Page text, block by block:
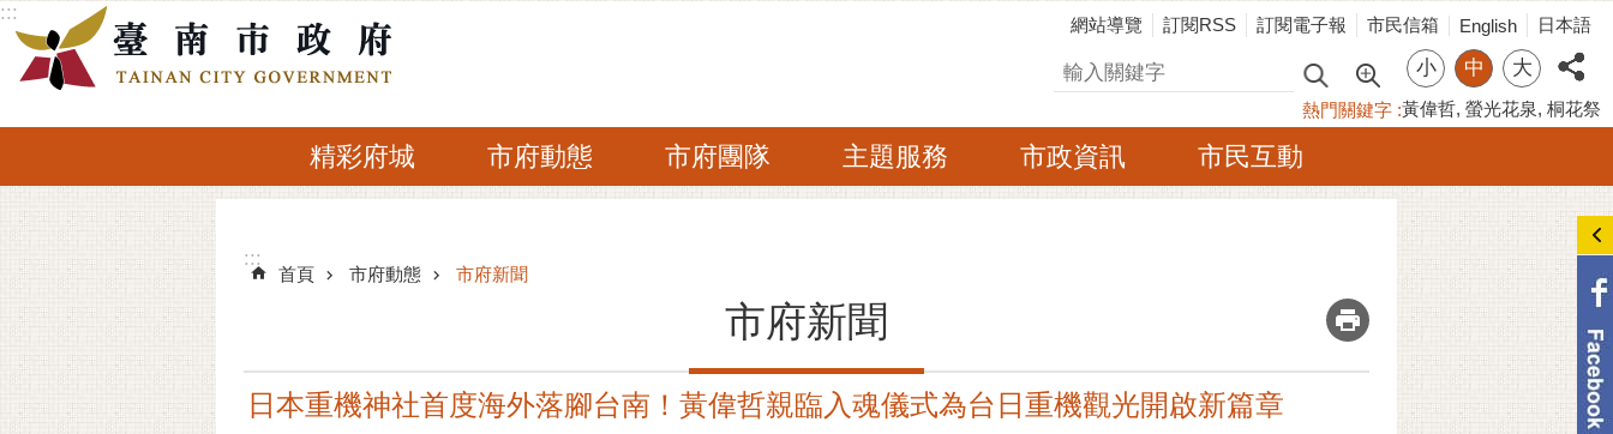
跳到主要內容區塊
:::
網站導覽 訂閱RSS 訂閱電子報 市民信箱 English 日本語
搜尋 小 中 大
熱門關鍵字 黃偉哲 螢光花泉 桐花祭
精彩府城 市府動態 市府團隊 主題服務 市政資訊 市民互動
:::
:::
首頁 市府動態 市府新聞
市府新聞 _
日本重機神社首度海外落腳台南！黃偉哲親臨入魂儀式為台日重機觀光開啟新篇章